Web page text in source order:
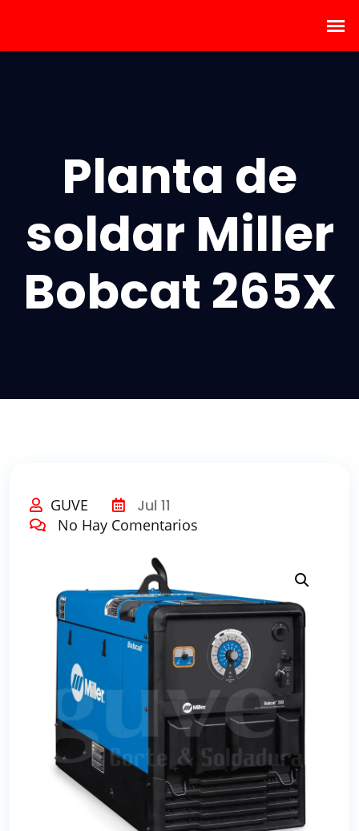
Planta de
soldar Miller
Bobcat 265X
GUVE Jul 11
No Hay Comentarios